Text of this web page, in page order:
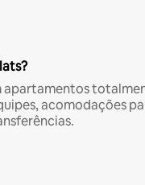
apartamentos
acomodações